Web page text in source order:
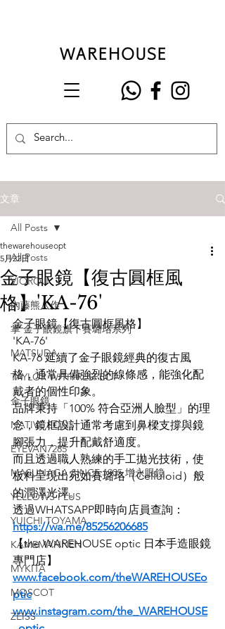
文章
All Posts
VIOROU
內藤熊八作
掌 金子眼鏡旗下賽璐珞系列
MATSUDA
TAYLOR WITH RESPECT
金子眼鏡
NATIVE SONS
EYEVAN7285
MASUNAGA SINCE 1905 增永眼鏡
YELLOWS PLUS
YUICHI TOYAMA
KAMEMANNEN
MYKITA
MOSCOT
ZEISS
All Posts
金子眼鏡【復古圓框風
格】'KA-76'
thewarehouseopt
5月22日
金子眼鏡【復古圓框風格】
'KA-76'
KA-76 延續了金子眼鏡經典的復古風
格，通常具備強烈的線條感，能強化配
戴者的個性印象。
品牌秉持「100% 符合亞洲人臉型」的理
念，鏡框設計通常考慮到鼻樑支撐與鏡
腳張力，提升配戴舒適度。
而且透過職人熟練的手工拋光技術，使
板料呈現出宛如賽璐珞（Celluloid）般
的潤澤光澤。
透過WHATSAPP即時向店員查詢：
https://wa.me/85256206685
【the WAREHOUSE optic 日本手造眼鏡
專門店】
www.facebook.com/theWAREHOUSEo
ptic
www.instagram.com/the_WAREHOUSE